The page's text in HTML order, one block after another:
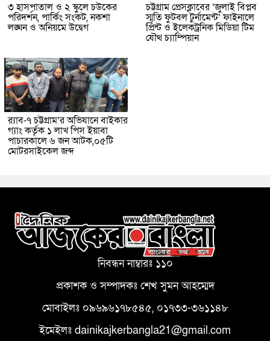
৩ হাসপাতাল ও ২ স্কুলে চউকের
পরিদর্শন, পার্কিং সংকট, নকশা
লঙ্ঘন ও অনিয়মে উদ্বেগ
চট্টগ্রাম প্রেসক্লাবের ‘জুলাই বিপ্লব
স্মৃতি ফুটবল টুর্নামেন্ট’ ফাইনালে
প্রিন্ট ও ইলেকট্রনিক মিডিয়া টিম
যৌথ চ্যাম্পিয়ান
র‌্যাব-৭ চট্টগ্রাম’র অভিযানে বাইকার
গ্যাং কর্তৃক ১ লাখ পিস ইয়াবা
পাচারকালে ৬ জন আটক,০৫টি
মোটরসাইকেল জব্দ
নিবন্ধন নাম্বারঃ ১১০
প্রকাশক ও সম্পাদকঃ শেখ সুমন আহম্মেদ
মোবাইলঃ ০৯৬৯৬১৭৮৫৪৫, ০১৭৩৩-৩৬১১৪৮
ইমেইলঃ dainikajkerbangla21@gmail.com